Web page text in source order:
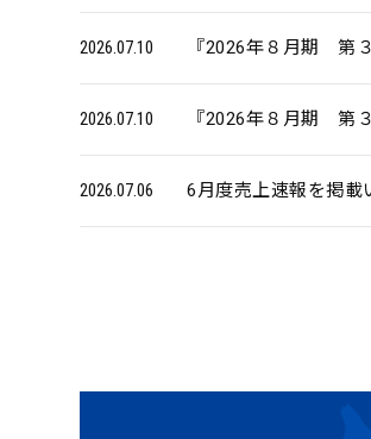
2026.07.10 『2026年８月期 第
2026.07.10 『2026年８月期 第
2026.07.06 6月度売上速報を掲載